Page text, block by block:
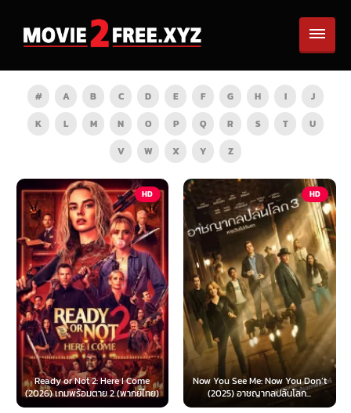
# A B C D E F G H I
J
K
L M N O P Q R S T
U
V
W X Y Z
HD
Ready or Not 2: Here I Come
(2026) เกมพร้อมตาย 2 (พากย์ไทย)
HD
Now You See Me: Now You Don’t
(2025) อาชญากลปล้นโลก...